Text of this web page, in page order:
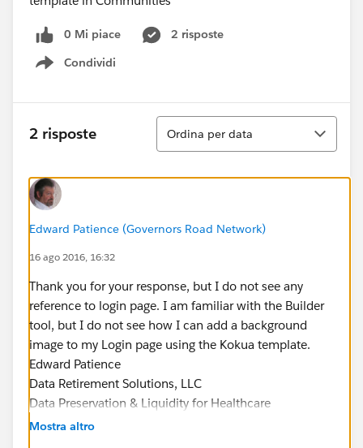
0 Mi piace
2 risposte
Condividi
Show menu
2 risposte
Ordina
Ordina per data
Edward Patience (Governors Road Network)
16 ago 2016, 16:32
Thank you for your response, but I do not see any
reference to login page. I am familiar with the Builder
tool, but I do not see how I can add a background
image to my Login page using the Kokua template.
Edward Patience
Data Retirement Solutions, LLC
Data Preservation & Liquidity for Healthcare
954.261.0906
Mostra altro